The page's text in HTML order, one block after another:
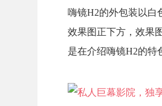
嗨镜H2的外包装以白
效果图正下方，效果
是在介绍嗨镜H2的特